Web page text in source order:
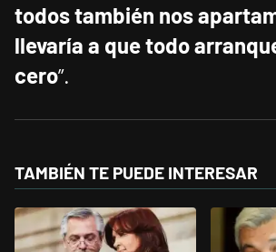
todos también nos
llevaría a que todo
cero”.
TAMBIÉN TE PUEDE INTERESAR